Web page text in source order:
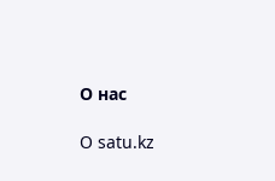
О нас
О satu.kz